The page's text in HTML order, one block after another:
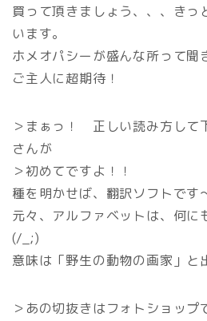
買って頂きましょう、、、きっ
います。
ホメオパシーが盛んな所って聞
ご主人に超期待！
＞まぁっ！ 正しい読み方して
さんが
＞初めてですよ！！
種を明かせば、翻訳ソフトです
元々、アルファベットは、何に
(/_;)
意味は「野生の動物の画家」と
＞あの切抜きはフォトショップ